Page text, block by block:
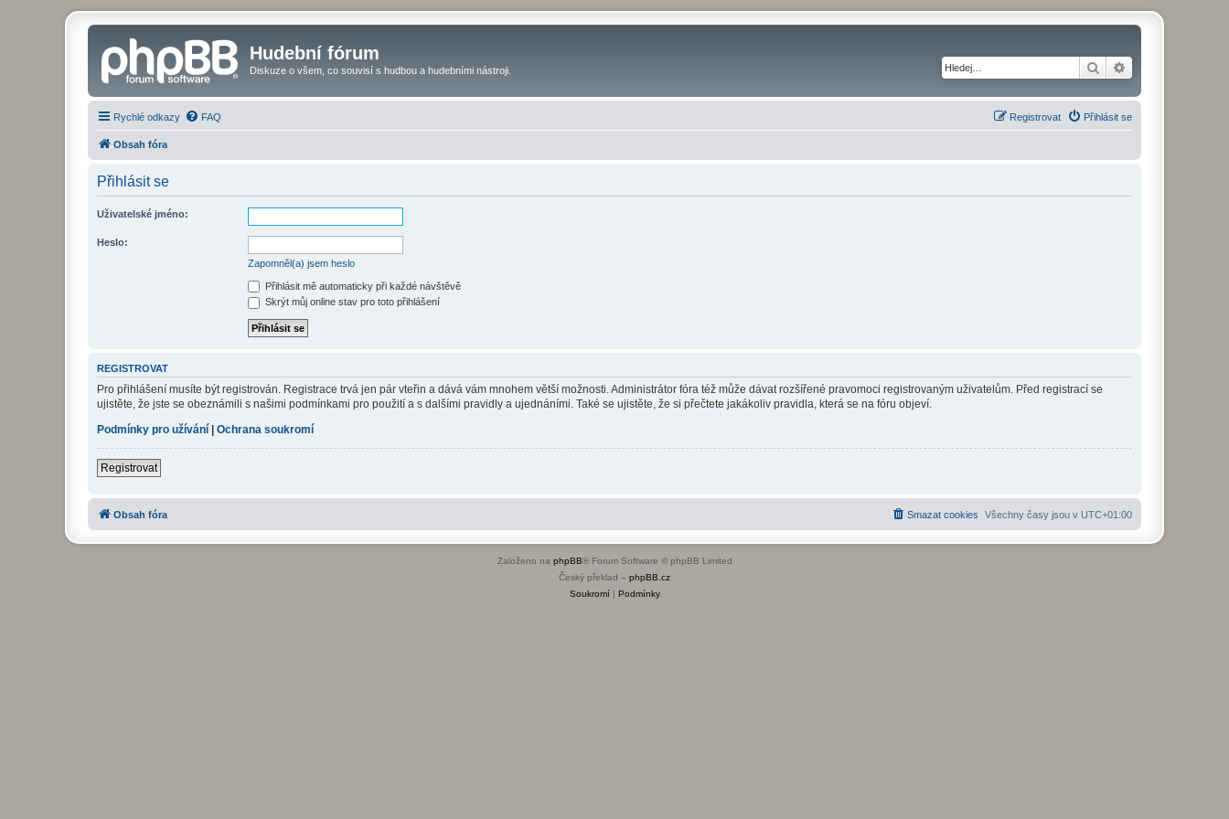
Hudební fórum
Diskuze o všem, co souvisí s hudbou a hudebními nástroji. Hledat
Rychlé odkazy FAQ Přihlásit se
Registrovat
Obsah fóra
Přihlásit se
Uživatelské jméno:
Heslo:
Zapomněl(a) jsem heslo
Přihlásit mě automaticky při každé návštěvě
Skrýt můj online stav pro toto přihlášení
REGISTROVAT
Pro přihlášení musíte být registrován. Registrace trvá jen pár vteřin a dává vám mnohem větší možnosti. Administrátor fóra též může dávat rozšířené pravomoci registrovaným uživatelům. Před registrací se
ujistěte, že jste se obeznámili s našimi podmínkami pro použití a s dalšími pravidly a ujednáními. Také se ujistěte, že si přečtete jakákoliv pravidla, která se na fóru objeví.
Podmínky pro užívání
Ochrana soukromí
Registrovat
Obsah fóra Všechny časy jsou v UTC+01:00
Smazat cookies
Založeno na phpBB® Forum Software © phpBB Limited
Český překlad – phpBB.cz
Soukromí| Podmínky